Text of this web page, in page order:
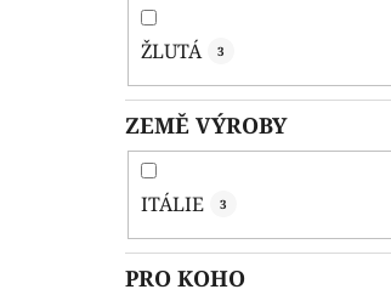
ŽLUTÁ 3
ZEMĚ VÝROBY
ITÁLIE 3
PRO KOHO